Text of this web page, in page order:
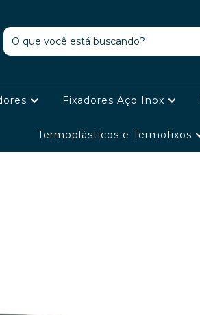
Fixadores Aço Inox
Termoplásticos e Termofixos